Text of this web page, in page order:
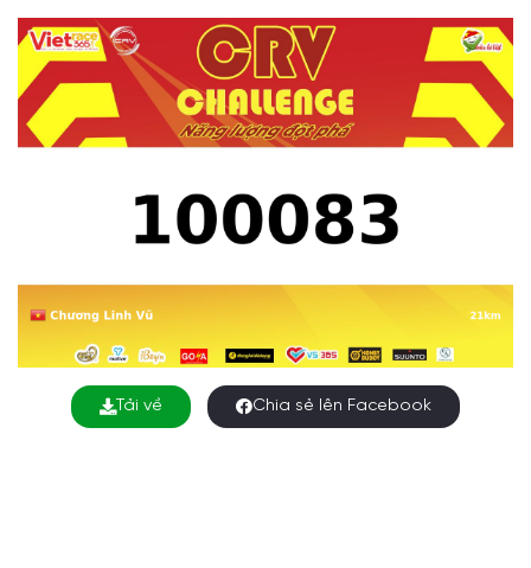
Tải về Chia sẻ lên Facebook